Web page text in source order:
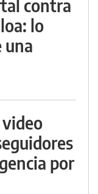
contra
lo
una
por